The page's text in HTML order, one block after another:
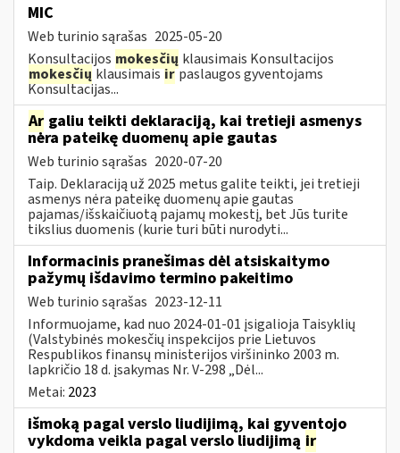
MIC
Web turinio sąrašas 2025-05-20
Konsultacijos mokesčių klausimais Konsultacijos
mokesčių klausimaisirpaslaugos gyventojams
Konsultacijas...
Ar galiu teikti deklaraciją, kai tretieji asmenys
nėra pateikę duomenų apie gautas
Web turinio sąrašas 2020-07-20
Taip. Deklaraciją už 2025 metus galite teikti, jei tretieji
asmenys nėra pateikę duomenų apie gautas
pajamas/išskaičiuotą pajamų mokestį, bet Jūs turite
tikslius duomenis (kurie turi būti nurodyti...
Informacinis pranešimas dėl atsiskaitymo
pažymų išdavimo termino pakeitimo
Web turinio sąrašas 2023-12-11
Informuojame, kad nuo 2024-01-01 įsigalioja Taisyklių
(Valstybinės mokesčių inspekcijos prie Lietuvos
Respublikos finansų ministerijos viršininko 2003 m.
lapkričio 18 d. įsakymas Nr. V-298 „Dėl...
Metai: 2023
išmoką pagal verslo liudijimą, kai gyventojo
vykdoma veikla pagal verslo liudijimą ir